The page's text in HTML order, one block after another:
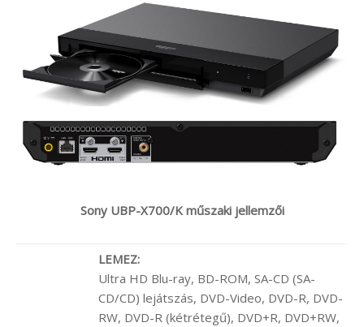
Sony UBP-X700/K műszaki jellemzői
LEMEZ:
Ultra HD Blu-ray, BD-ROM, SA-CD (SA-
CD/CD) lejátszás, DVD-Video, DVD-R, DVD-
RW, DVD-R (kétrétegű), DVD+R, DVD+RW,